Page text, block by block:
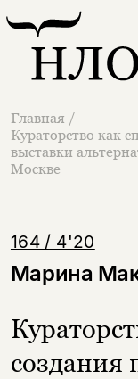
Главная /
Кураторство как
выставки
Москве
164 / 4'20
Марина
создания